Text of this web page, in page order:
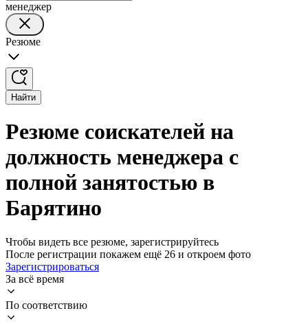
менеджер
Резюме
Найти
Резюме соискателей на
должность менеджера с
полной занятостью в
Барятино
Чтобы видеть все резюме, зарегистрируйтесь
После регистрации покажем ещё 26 и откроем фото
Зарегистрироваться
За всё время
По соответствию